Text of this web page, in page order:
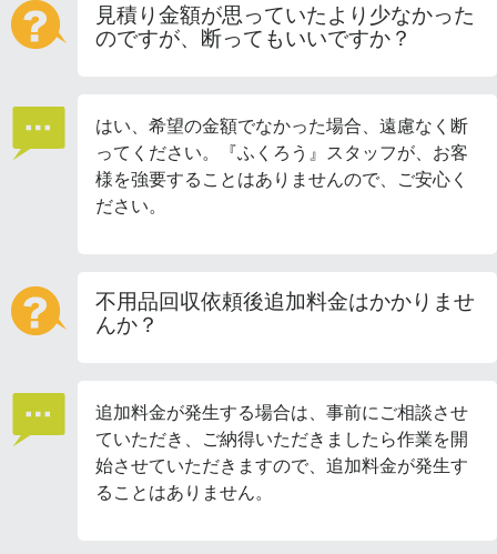
見積り金額が思っていたより少なかった
のですが、断ってもいいですか？
はい、希望の金額でなかった場合、遠慮なく断
ってください。『ふくろう』スタッフが、お客
様を強要することはありませんので、ご安心く
ださい。
不用品回収依頼後追加料金はかかりませ
んか？
追加料金が発生する場合は、事前にご相談させ
ていただき、ご納得いただきましたら作業を開
始させていただきますので、追加料金が発生す
ることはありません。